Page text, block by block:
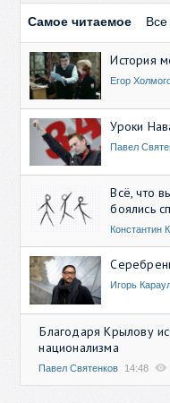
Самое читаемое Все
История
Егор
Уроки
Павел
Всё, что
боялись
Константин
Игорь
Благодаря Крылову
национализма
Павел Святенков 14:48